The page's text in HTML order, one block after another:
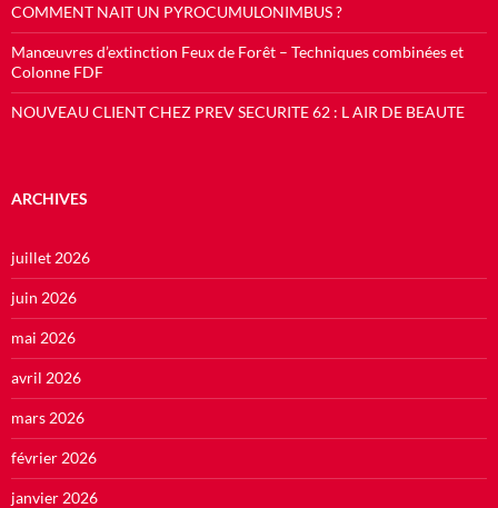
COMMENT NAIT UN PYROCUMULONIMBUS ?
Manœuvres d’extinction Feux de Forêt – Techniques combinées et
Colonne FDF
NOUVEAU CLIENT CHEZ PREV SECURITE 62 : L AIR DE BEAUTE
ARCHIVES
juillet 2026
juin 2026
mai 2026
avril 2026
mars 2026
février 2026
janvier 2026